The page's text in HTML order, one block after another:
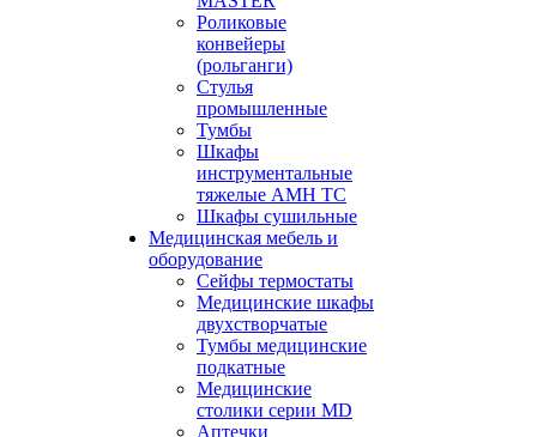
Роликовые
конвейеры
(рольганги)
Стулья
промышленные
Тумбы
Шкафы
инструментальные
тяжелые АМН ТС
Шкафы сушильные
Медицинская мебель и
оборудование
Сейфы термостаты
Медицинские шкафы
двухстворчатые
Тумбы медицинские
подкатные
Медицинские
столики серии MD
Аптечки